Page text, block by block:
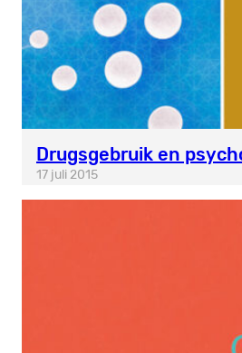
Drugsgebruik en
17 juli 2015